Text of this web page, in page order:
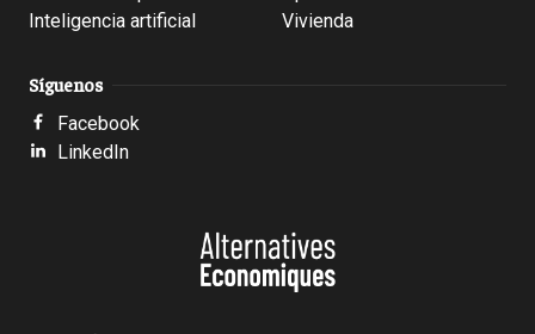
Inteligencia artificial
Vivienda
Síguenos
Facebook
LinkedIn